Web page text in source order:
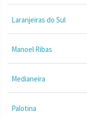
Laranjeiras do Sul
Manoel Ribas
Medianeira
Palotina